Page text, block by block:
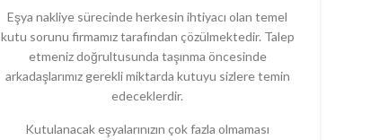
Eşya nakliye sürecinde herkesin ihtiyacı olan temel
kutu sorunu firmamız tarafından çözülmektedir. Talep
etmeniz doğrultusunda taşınma öncesinde
arkadaşlarımız gerekli miktarda kutuyu sizlere temin
edeceklerdir.
Kutulanacak eşyalarınızın çok fazla olmaması